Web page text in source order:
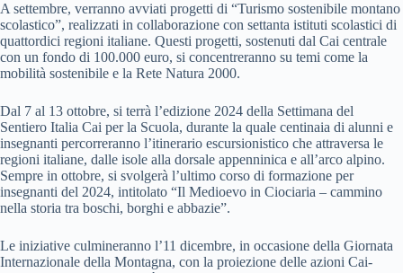
A settembre, verranno avviati progetti di “Turismo sostenibile montano
scolastico”, realizzati in collaborazione con settanta istituti scolastici di
quattordici regioni italiane. Questi progetti, sostenuti dal Cai centrale
con un fondo di 100.000 euro, si concentreranno su temi come la
mobilità sostenibile e la Rete Natura 2000.
Dal 7 al 13 ottobre, si terrà l’edizione 2024 della Settimana del
Sentiero Italia Cai per la Scuola, durante la quale centinaia di alunni e
insegnanti percorreranno l’itinerario escursionistico che attraversa le
regioni italiane, dalle isole alla dorsale appenninica e all’arco alpino.
Sempre in ottobre, si svolgerà l’ultimo corso di formazione per
insegnanti del 2024, intitolato “Il Medioevo in Ciociaria – cammino
nella storia tra boschi, borghi e abbazie”.
Le iniziative culmineranno l’11 dicembre, in occasione della Giornata
Internazionale della Montagna, con la proiezione delle azioni Cai-